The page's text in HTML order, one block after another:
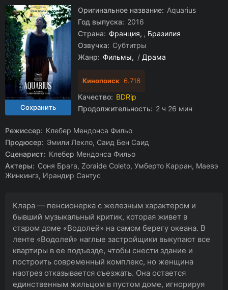
Оригинальное название: Aquarius
Год выпуска: 2016
Страна: Франция , Бразилия
Озвучка: Субтитры
Жанр: Фильмы / Драма
Кинопоиск 6.716
Качество: BDRip
Продолжительность: 2 ч 26 мин
Режиссер: Клебер Мендонса Фильо
Продюсер: Эмили Лекло, Саид Бен Саид
Сценарист: Клебер Мендонса Фильо
Актеры: Соня Брага, Zoraide Coleto, Умберто Карран, Маевэ
Жинкингз, Ирандир Сантус
Клара — пенсионерка с железным характером и
бывший музыкальный критик, которая живет в
старом доме «Водолей» на самом берегу океана. В
ленте «Водолей» наглые застройщики выкупают все
квартиры в ее подъезде, чтобы снести здание и
построить современный комплекс, но женщина
наотрез отказывается съезжать. Она остается
единственным жильцом в пустом доме, игнорируя